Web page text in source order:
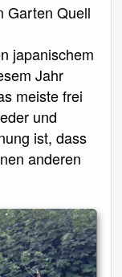
Garten Quell
japanischem
Jahr
meiste frei
und
ist, dass
anderen